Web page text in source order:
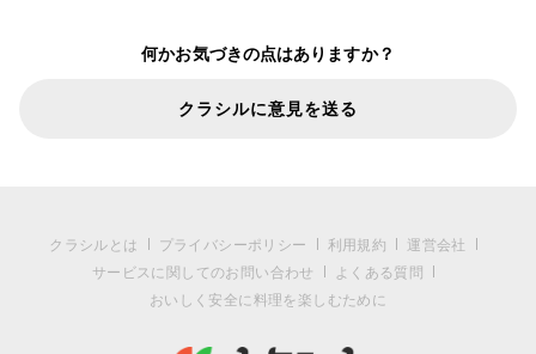
何かお気づきの点はありますか？
クラシルに意見を送る
クラシルとは プライバシーポリシー 利用規約
運営会社
サービスに関してのお問い合わせ
よくある質問
おいしく安全に料理を楽しむために